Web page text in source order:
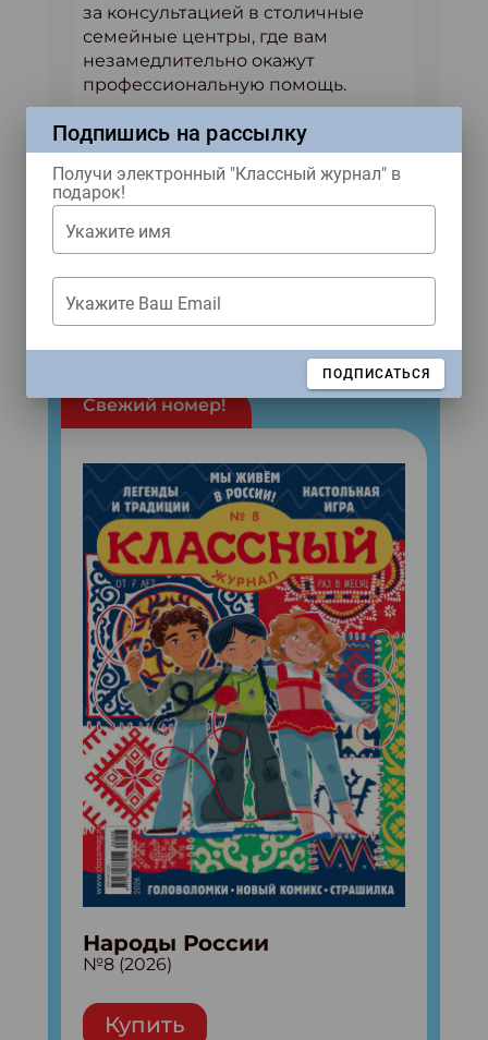
за консультацией в столичные
семейные центры, где вам
незамедлительно окажут
профессиональную помощь.
Ждем тебя в наших соцсетях!
Купить журнал
ЖУРНАЛЫ
Свежий номер!
Народы России
№8 (2026)
Купить
Подпишись на рассылку
Получи электронный "Классный журнал" в
подарок!
Укажите имя
Укажите Ваш Email
ПОДПИСАТЬСЯ